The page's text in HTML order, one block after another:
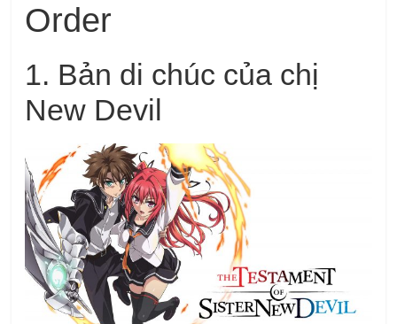
Order
1. Bản di chúc của chị
New Devil